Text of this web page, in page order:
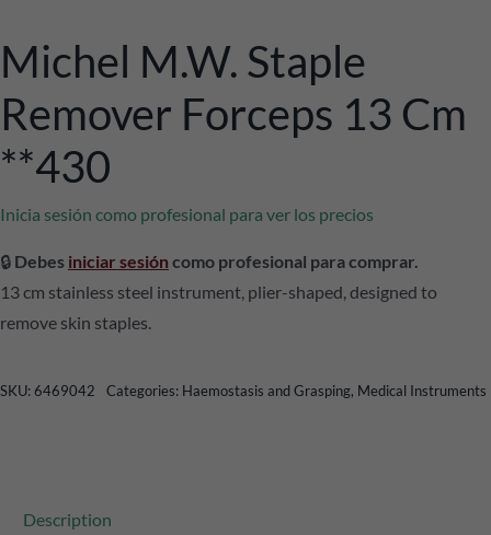
Michel M.W. Staple
Remover Forceps 13 Cm
**430
Inicia sesión como profesional para ver los precios
🔒 Debes iniciar sesión como profesional para comprar.
13 cm stainless steel instrument, plier-shaped, designed to
remove skin staples.
SKU:6469042 Categories: Haemostasis and Grasping, Medical Instruments
Description